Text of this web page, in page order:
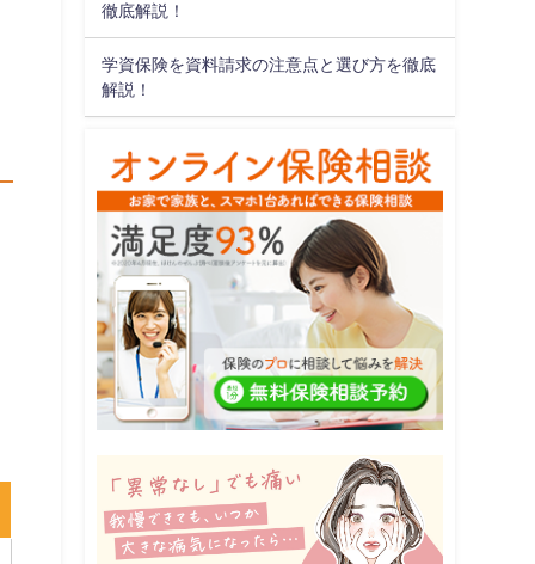
徹底解説！
学資保険を資料請求の注意点と選び方を徹底
解説！